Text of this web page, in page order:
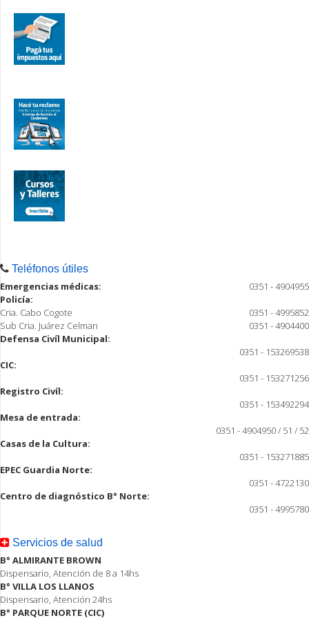
Teléfonos útiles
Emergencias médicas:
0351 - 4904955
Policía:
Cria. Cabo Cogote
0351 - 4995852
Sub Cria. Juárez Celman
0351 - 4904400
Defensa Civíl Municipal:
0351 - 153269538
CIC:
0351 - 153271256
Registro Civíl:
0351 - 153492294
Mesa de entrada:
0351 - 4904950 / 51 / 52
Casas de la Cultura:
0351 - 153271885
EPEC Guardia Norte:
0351 - 4722130
Centro de diagnóstico B° Norte:
0351 - 4995780
Servicios de salud
B° ALMIRANTE BROWN
Dispensario, Atención de 8 a 14hs
B° VILLA LOS LLANOS
Dispensario, Atención 24hs
B° PARQUE NORTE (CIC)